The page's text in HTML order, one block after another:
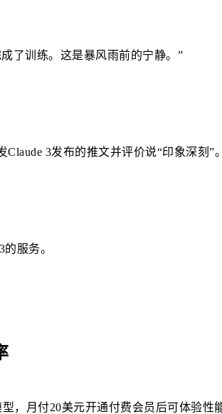
了训练。这是暴风雨前的宁静。”
3发布的推文并评价说“印象深刻”。
服务。
，月付20美元开通付费会员后可体验性